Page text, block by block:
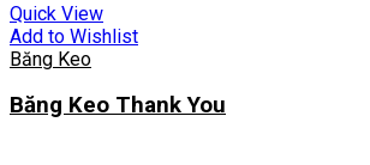
Quick View
Add to Wishlist
Băng Keo
Băng Keo Thank You